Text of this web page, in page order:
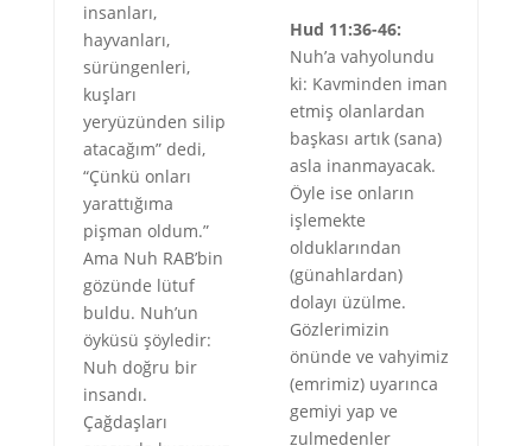
insanları,
hayvanları,
sürüngenleri,
kuşları
yeryüzünden silip
atacağım” dedi,
“Çünkü onları
yarattığıma
pişman oldum.”
Ama Nuh RAB’bin
gözünde lütuf
buldu. Nuh’un
öyküsü şöyledir:
Nuh doğru bir
insandı.
Çağdaşları
Hud 11:36-46:
Nuh’a vahyolundu
ki: Kavminden iman
etmiş olanlardan
başkası artık (sana)
asla inanmayacak.
Öyle ise onların
işlemekte
olduklarından
(günahlardan)
dolayı üzülme.
Gözlerimizin
önünde ve vahyimiz
(emrimiz) uyarınca
gemiyi yap ve
zulmedenler